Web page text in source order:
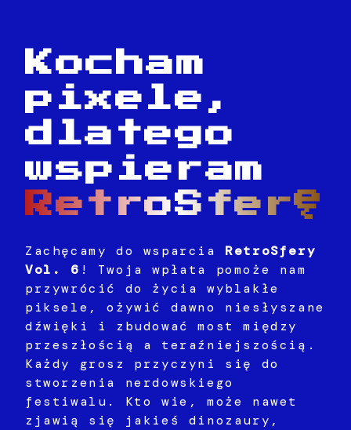
Kocham
pixele,
dlatego
wspieram
Zachęcamy do wsparcia RetroSfery
Vol. 6 ! Twoja wpłata pomoże nam
przywrócić do życia wyblakłe
piksele, ożywić dawno niesłyszane
dźwięki i zbudować most między
przeszłością a teraźniejszością.
Każdy grosz przyczyni się do
stworzenia nerdowskiego
festiwalu. Kto wie, może nawet
zjawią się jakieś dinozaury,